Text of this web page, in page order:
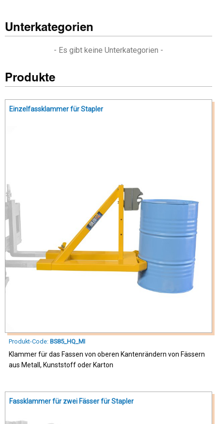
Unterkategorien
- Es gibt keine Unterkategorien -
Produkte
Einzelfassklammer für Stapler
Produkt-Code: BS85_HQ_MI
Klammer für das Fassen von oberen Kantenrändern von Fässern
aus Metall, Kunststoff oder Karton
Fassklammer für zwei Fässer für Stapler